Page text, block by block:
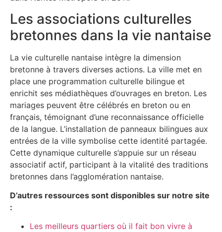
Les associations culturelles
bretonnes dans la vie nantaise
La vie culturelle nantaise intègre la dimension
bretonne à travers diverses actions. La ville met en
place une programmation culturelle bilingue et
enrichit ses médiathèques d’ouvrages en breton. Les
mariages peuvent être célébrés en breton ou en
français, témoignant d’une reconnaissance officielle
de la langue. L’installation de panneaux bilingues aux
entrées de la ville symbolise cette identité partagée.
Cette dynamique culturelle s’appuie sur un réseau
associatif actif, participant à la vitalité des traditions
bretonnes dans l’agglomération nantaise.
D’autres ressources sont disponibles sur notre site
:
Les meilleurs quartiers où il fait bon vivre à